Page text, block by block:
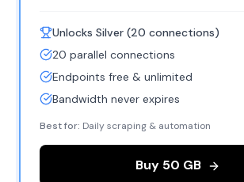
Unlocks Silver (20 connections)
20 parallel connections
Endpoints free & unlimited
Bandwidth never expires
Best for: Daily scraping & automation
Buy 50 GB